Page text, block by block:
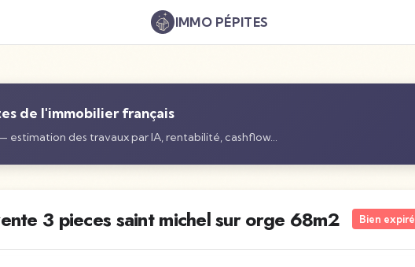
IMMOPÉPITES
de l'immobilier français
estimation des travaux par IA, rentabilité, cashflow…
3 pieces saint michel sur orge 68m2 Bien expiré